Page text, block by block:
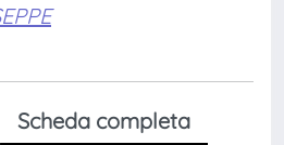
Scheda completa